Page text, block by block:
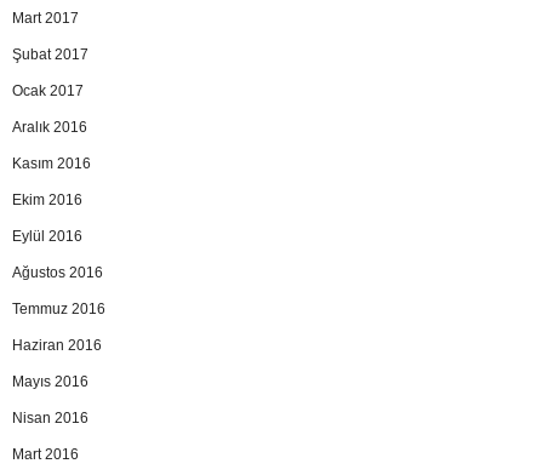
Mart 2017
Şubat 2017
Ocak 2017
Aralık 2016
Kasım 2016
Ekim 2016
Eylül 2016
Ağustos 2016
Temmuz 2016
Haziran 2016
Mayıs 2016
Nisan 2016
Mart 2016